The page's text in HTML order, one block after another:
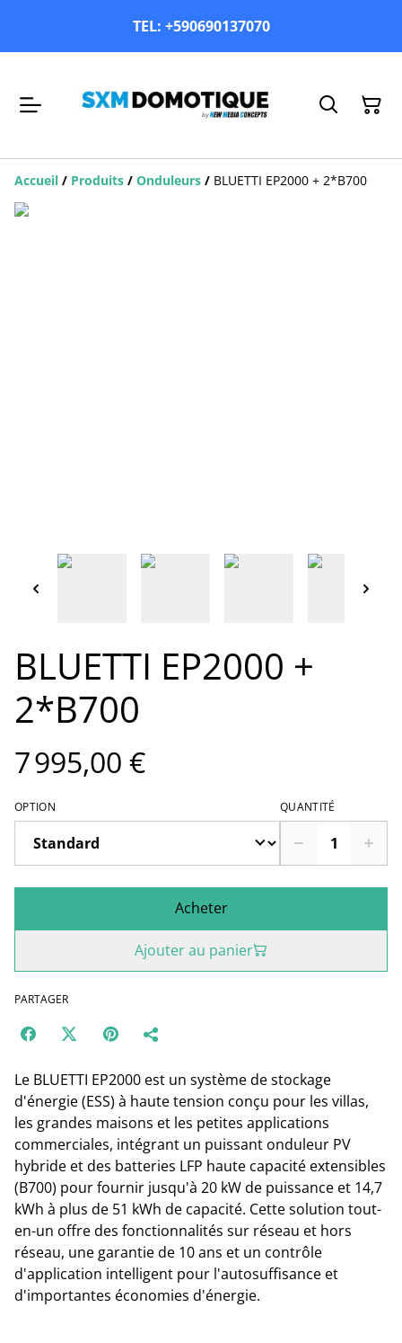
TEL: +590690137070
Accueil / Produits / Onduleurs / BLUETTI EP2000 + 2*B700
BLUETTI EP2000 +
2*B700
7 995,00 €
OPTION QUANTITÉ
Acheter
Ajouter au panier
PARTAGER
Le BLUETTI EP2000 est un système de stockage
d'énergie (ESS) à haute tension conçu pour les villas,
les grandes maisons et les petites applications
commerciales, intégrant un puissant onduleur PV
hybride et des batteries LFP haute capacité extensibles
(B700) pour fournir jusqu'à 20 kW de puissance et 14,7
kWh à plus de 51 kWh de capacité. Cette solution tout-
en-un offre des fonctionnalités sur réseau et hors
réseau, une garantie de 10 ans et un contrôle
d'application intelligent pour l'autosuffisance et
d'importantes économies d'énergie.